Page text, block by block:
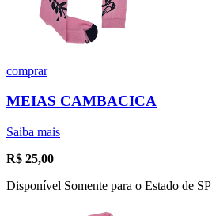
comprar
MEIAS CAMBACICA
Saiba mais
R$ 25,00
Disponível Somente para o Estado de SP